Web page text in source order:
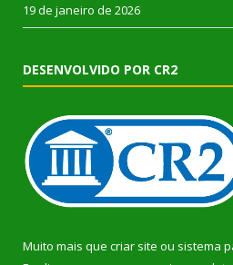
19 de janeiro de 2026
DESENVOLVIDO POR CR2
Muito mais que criar site ou sistema